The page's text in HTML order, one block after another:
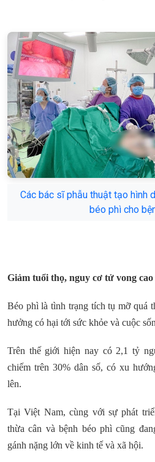
Các bác sĩ phẫu thuật tạo hình
béo phì cho
Giảm tuổi thọ, nguy cơ tử vong
Béo phì là tình trạng tích tụ mỡ quá
hưởng có hại tới sức khỏe và cuộc
Trên thế giới hiện nay có 2,1 tỷ
chiếm trên 30% dân số, có xu
lên.
Tại Việt Nam, cùng với sự phát
thừa cân và bệnh béo phì cũng
gánh nặng lớn về kinh tế và xã hội.